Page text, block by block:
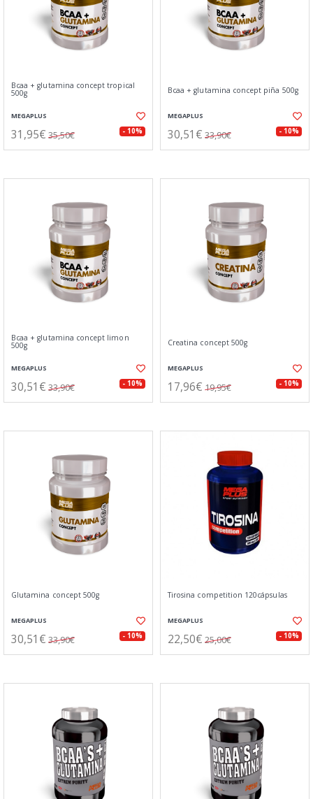
Bcaa + glutamina concept tropical
500g
MEGAPLUS
31,95€ 35,50€ - 10%
Bcaa + glutamina concept piña 500g
MEGAPLUS
30,51€ 33,90€ - 10%
Bcaa + glutamina concept limon
500g
MEGAPLUS
30,51€ 33,90€ - 10%
Creatina concept 500g
MEGAPLUS
17,96€ 19,95€ - 10%
Glutamina concept 500g
MEGAPLUS
30,51€ 33,90€ - 10%
Tirosina competition 120cápsulas
MEGAPLUS
22,50€ 25,00€ - 10%